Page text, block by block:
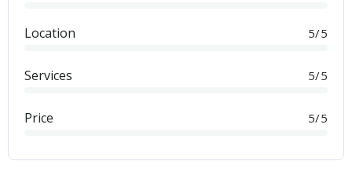
Location 5/5
Services 5/5
Price 5/5